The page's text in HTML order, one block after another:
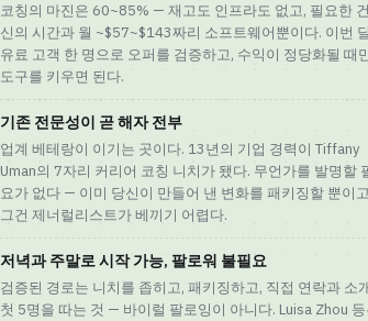
코칭의 마진은 60~85% — 재고도 인프라도 없고, 필요한
신의 시간과 월 ~$57~$143짜리 소프트웨어뿐이다. 이번
유료 고객 한 명으로 오퍼를 검증하고, 수익이 정당화될 때
도구를 키우면 된다.
기존 전문성이 곧 해자 전부
업계 베테랑이 이기는 곳이다. 13년의 기업 경력이 Tiffany
Uman의 7자리 커리어 코칭 니치가 됐다. 무언가를 발명할
요가 없다 — 이미 당신이 만들어 낸 변화를 패키징할 뿐이
그건 제너럴리스트가 베끼기 어렵다.
저녁과 주말로 시작 가능, 팔로워 불필요
검증된 경로는 니치를 좁히고, 패키징하고, 직접 연락과 소
첫 5명을 따는 것 — 바이럴 팔로잉이 아니다. Luisa Zhou 등